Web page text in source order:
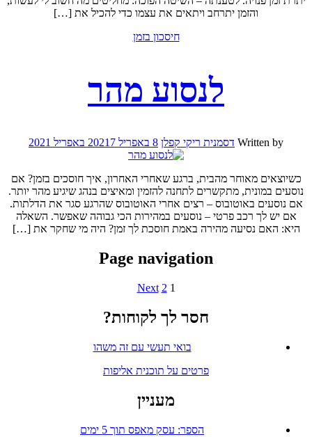
והזמן יתרחב ויתאים את עצמו כדי להכיל את […]
חיסכון בזמן
לנסוע מהר
Written by דסמנית ריקי קפלן 8 באפריל 2021 7 באפריל 2021
כשיוצאים מאוחר מהבית, ברגע שאחרי האחרון, איך חוסכים בזמן? אם
נוסעים במונית, מתקשרים לתחנה להזמין ומאיצים בנהג שיגיע מהר יותר.
אם נוסעים באוטובוס – רצים אחרי האוטובוס שהרגע סגר את הדלתות.
אם יש לך רכב פרטי – נוסעים במהירות הכי גבוהה שאפשר. השאלה
היא: האם נסיעה מהירה באמת חוסכת לך זמן? היה מי שחקר את […]
Page navigation
1
2
Next
חסר לך לקוחות?
בואי תעשי עם זה משהו
פרטים על תוכנית אליפות
מעניין
הספר: עסק מאפס תוך 5 ימים